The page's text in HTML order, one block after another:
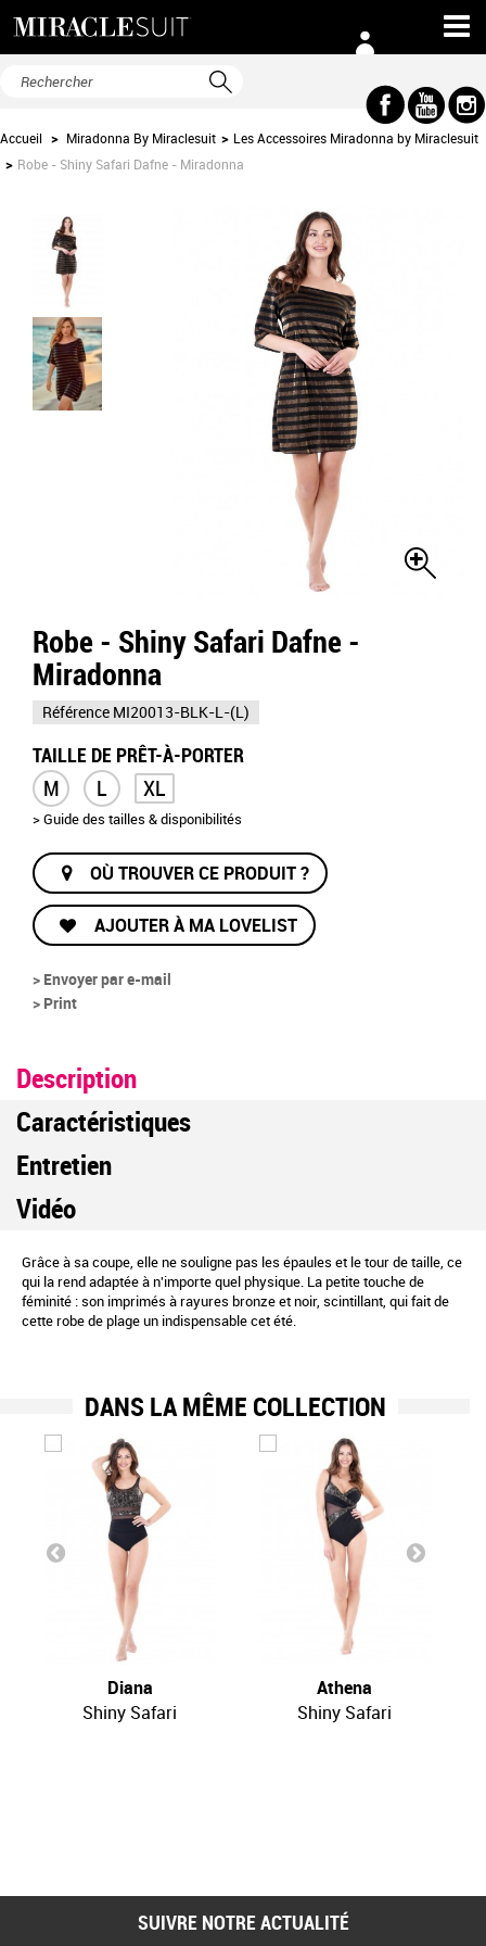
Accueil > Miradonna By Miraclesuit > Les Accessoires Miradonna by Miraclesuit
> Robe - Shiny Safari Dafne - Miradonna
Robe - Shiny Safari Dafne -
Miradonna
Référence MI20013-BLK-L-(L)
TAILLE DE PRÊT-À-PORTER
M L XL
> Guide des tailles & disponibilités
OÙ TROUVER CE PRODUIT ?
AJOUTER À MA LOVELIST
> Envoyer par e-mail
> Print
Description
Caractéristiques
Entretien
Vidéo
Grâce à sa coupe, elle ne souligne pas les épaules et le tour de taille, ce
qui la rend adaptée à n'importe quel physique. La petite touche de
féminité : son imprimés à rayures bronze et noir, scintillant, qui fait de
cette robe de plage un indispensable cet été.
DANS LA MÊME COLLECTION
Diana
Shiny Safari
Athena
Shiny Safari
SUIVRE NOTRE ACTUALITÉ